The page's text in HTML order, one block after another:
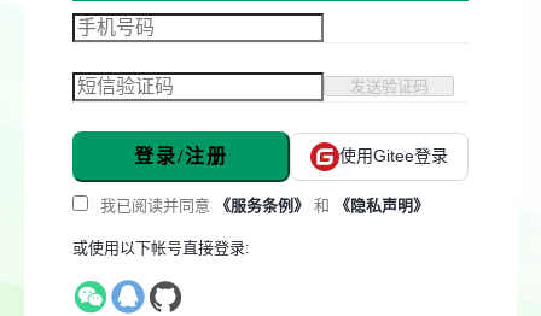
发送验证码
登录/注册 使用Gitee登录
我已阅读并同意 《服务条例》 和 《隐私声明》
或使用以下帐号直接登录: